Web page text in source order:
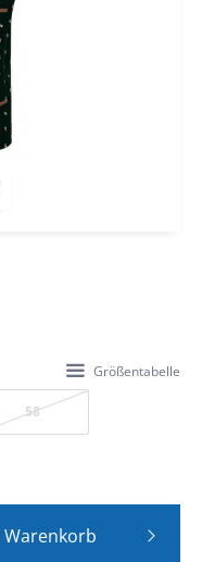
Größentabelle
58
Warenkorb